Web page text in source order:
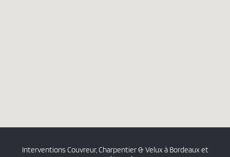
Interventions Couvreur, Charpentier & Velux à Bordeaux et